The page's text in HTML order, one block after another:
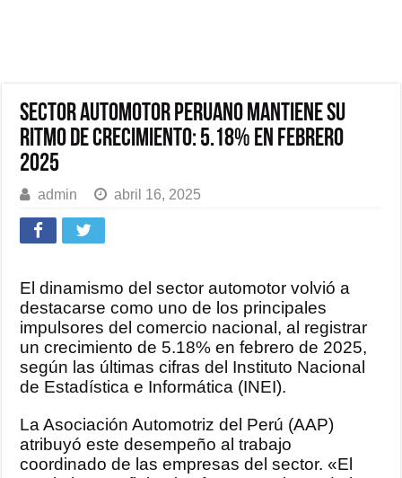
Sector automotor peruano mantiene su
ritmo de crecimiento: 5.18% en febrero
2025
admin abril 16, 2025
El dinamismo del sector automotor volvió a
destacarse como uno de los principales
impulsores del comercio nacional, al registrar
un crecimiento de 5.18% en febrero de 2025,
según las últimas cifras del Instituto Nacional
de Estadística e Informática (INEI).
La Asociación Automotriz del Perú (AAP)
atribuyó este desempeño al trabajo
coordinado de las empresas del sector. «El